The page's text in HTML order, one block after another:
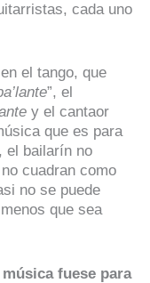
cada uno
el tango, que
”, el
y el cantaor
que es para
el bailarín no
cuadran como
no se puede
que sea
fuese para